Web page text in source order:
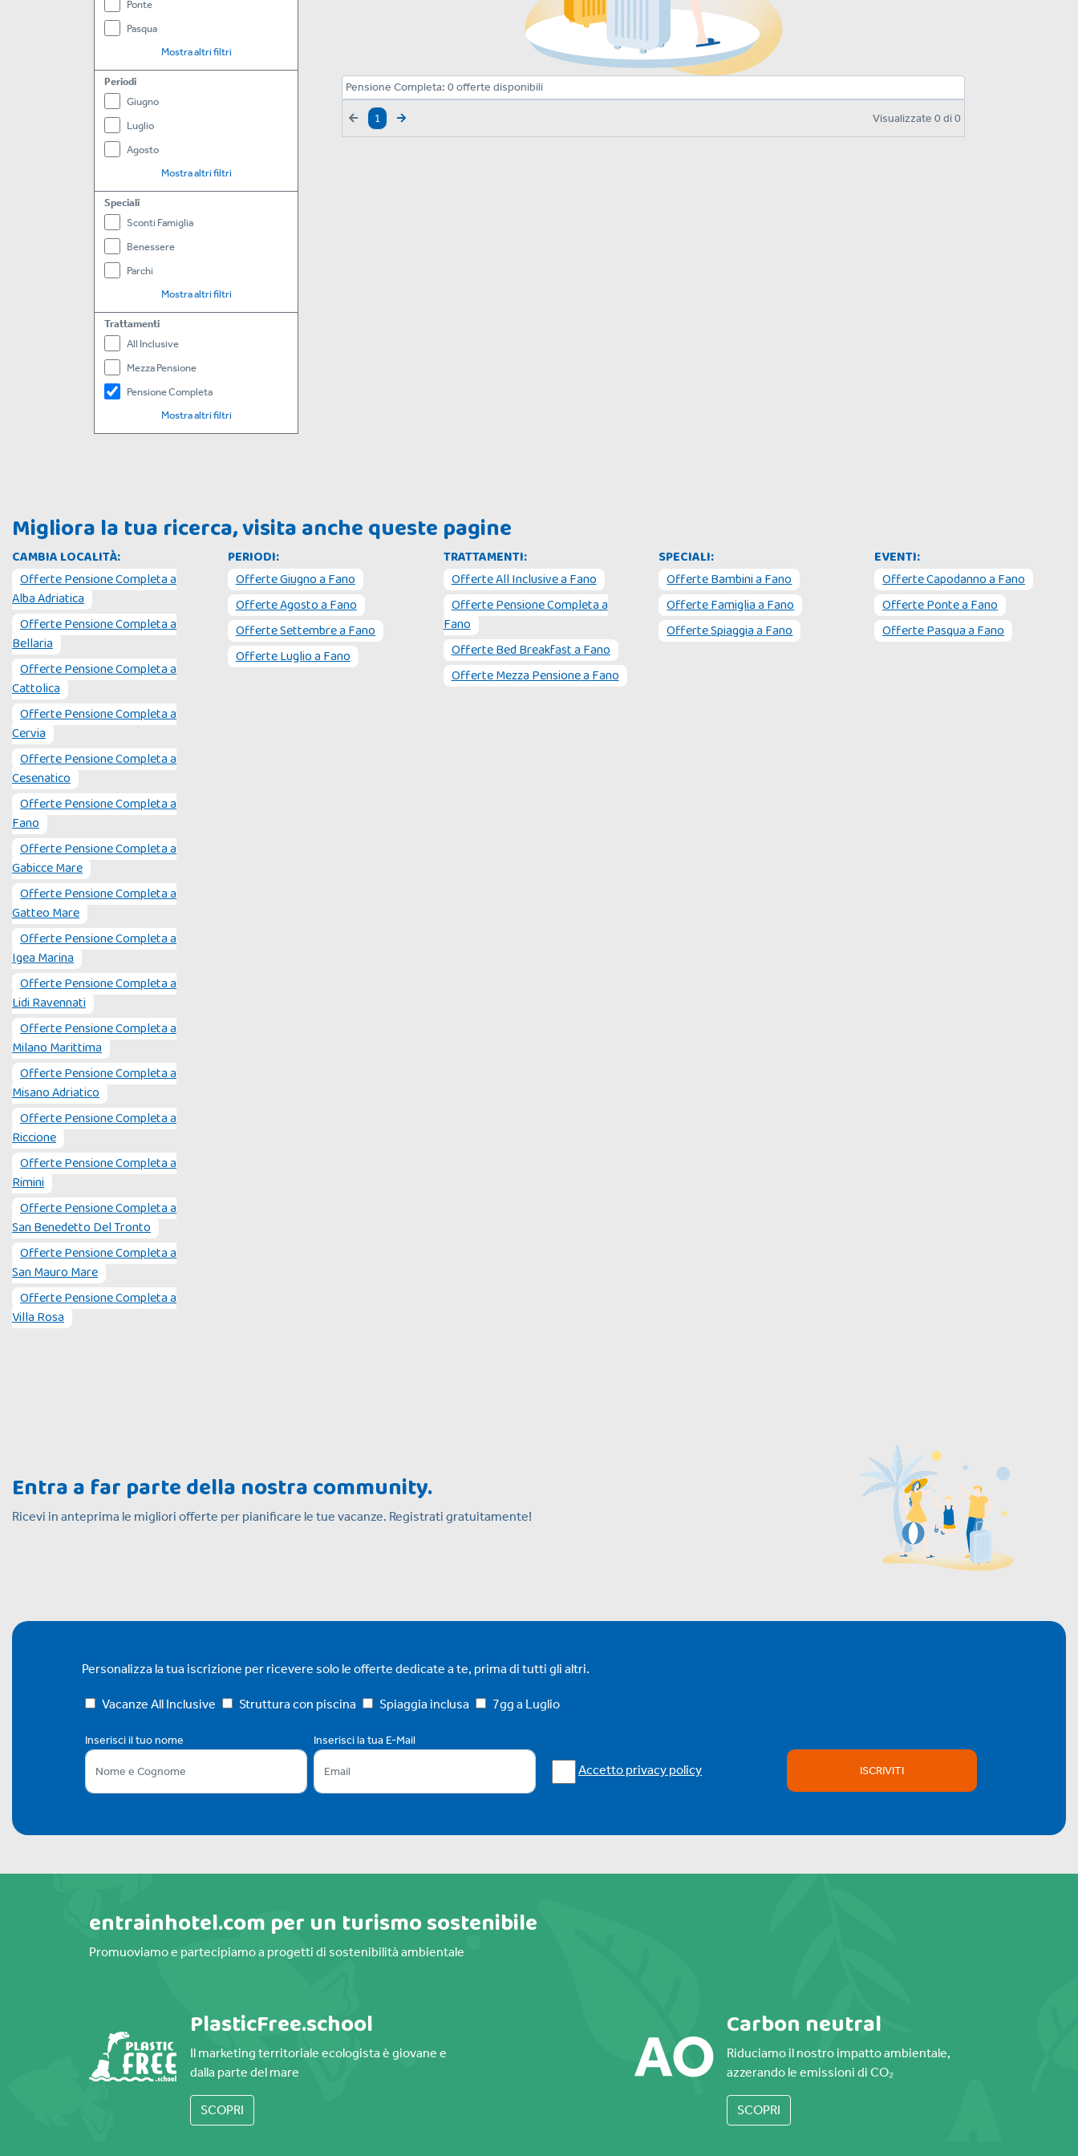
Ponte
Pasqua
Mostra altri filtri
Periodi
Giugno
Luglio
Agosto
Mostra altri filtri
Speciali
Sconti Famiglia
Benessere
Parchi
Mostra altri filtri
Trattamenti
All Inclusive
Mezza Pensione
Pensione Completa
Mostra altri filtri
Pensione Completa: 0offerte disponibili
1 Visualizzate 0 di0
Migliora la tua ricerca, visita anche queste pagine
CAMBIA LOCALITÀ:
Offerte Pensione Completa a
Alba Adriatica
Offerte Pensione Completa a
Bellaria
Offerte Pensione Completa a
Cattolica
Offerte Pensione Completa a
Cervia
Offerte Pensione Completa a
Cesenatico
Offerte Pensione Completa a
Fano
Offerte Pensione Completa a
Gabicce Mare
Offerte Pensione Completa a
Gatteo Mare
Offerte Pensione Completa a
Igea Marina
Offerte Pensione Completa a
Lidi Ravennati
Offerte Pensione Completa a
Milano Marittima
Offerte Pensione Completa a
Misano Adriatico
Offerte Pensione Completa a
Riccione
Offerte Pensione Completa a
Rimini
Offerte Pensione Completa a
San Benedetto Del Tronto
Offerte Pensione Completa a
San Mauro Mare
Offerte Pensione Completa a
Villa Rosa
PERIODI:
OfferteGiugnoaFano
OfferteAgostoaFano
OfferteSettembreaFano
OfferteLuglioaFano
TRATTAMENTI:
OfferteAll InclusiveaFano
OffertePensione Completaa
Fano
OfferteBed BreakfastaFano
OfferteMezza PensioneaFano
SPECIALI:
OfferteBambiniaFano
OfferteFamigliaaFano
OfferteSpiaggiaaFano
EVENTI:
OfferteCapodannoaFano
OffertePonteaFano
OffertePasquaaFano
Entra a far parte della nostra community.
Ricevi in anteprima le migliori offerte per pianificare le tue vacanze. Registrati gratuitamente!
Personalizza la tua iscrizione per ricevere solo le offerte dedicate a te, prima di tutti gli altri.
Vacanze All Inclusive Struttura con piscina Spiaggia inclusa 7gg a Luglio
Inserisci il tuo nome Inserisci la tua E-Mail
Accetto privacy policy ISCRIVITI
entrainhotel.com per un turismo sostenibile
Promuoviamo e partecipiamo a progetti di sostenibilità ambientale
PlasticFree.school
Il marketing territoriale ecologista è giovane e
dalla parte del mare
SCOPRI
Carbon neutral
Riduciamo il nostro impatto ambientale,
azzerando le emissioni di CO₂
SCOPRI